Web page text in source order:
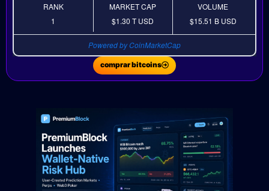
RANK
1
MARKET CAP
$1.30 TUSD
VOLUME
$15.51 B USD
Powered by CoinMarketCap
comprar bitcoins